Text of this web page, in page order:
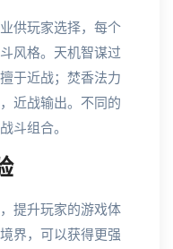
供玩家选择，每个
风格。天机智谋过
于近战；焚香法力
近战输出。不同的
斗组合。
提升玩家的游戏体
界，可以获得更强